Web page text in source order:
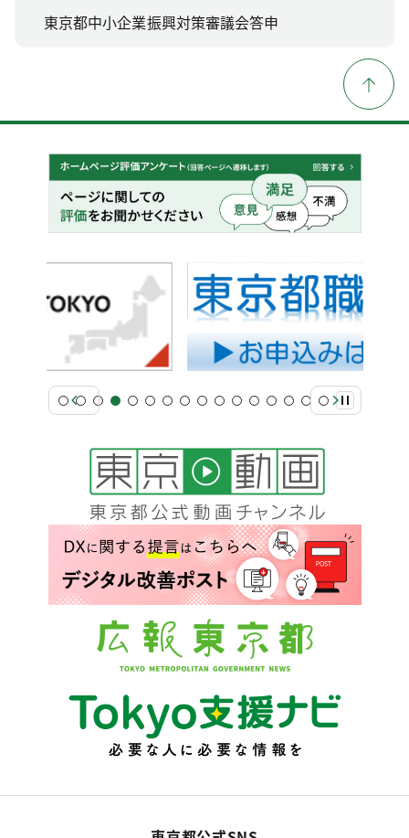
東京都中小企業振興対策審議会答申